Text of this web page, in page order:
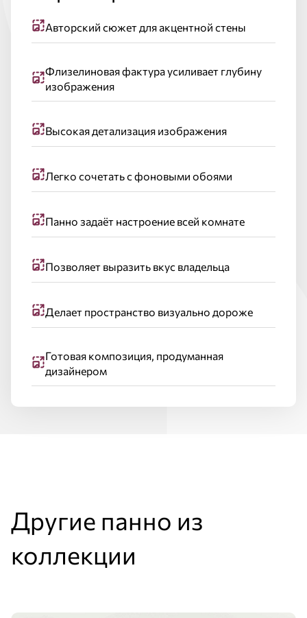
Авторский сюжет для акцентной стены
Флизелиновая фактура усиливает глубину
изображения
Высокая детализация изображения
Легко сочетать с фоновыми обоями
Панно задаёт настроение всей комнате
Позволяет выразить вкус владельца
Делает пространство визуально дороже
Готовая композиция, продуманная
дизайнером
Другие панно из
коллекции